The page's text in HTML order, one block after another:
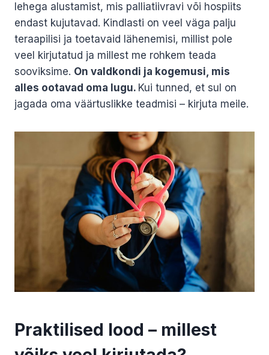
lehega alustamist, mis palliatiivravi või hospiits
endast kujutavad. Kindlasti on veel väga palju
teraapilisi ja toetavaid lähenemisi, millist pole
veel kirjutatud ja millest me rohkem teada
sooviksime. On valdkondi ja kogemusi, mis
alles ootavad oma lugu. Kui tunned, et sul on
jagada oma väärtuslikke teadmisi – kirjuta meile.
Praktilised lood – millest